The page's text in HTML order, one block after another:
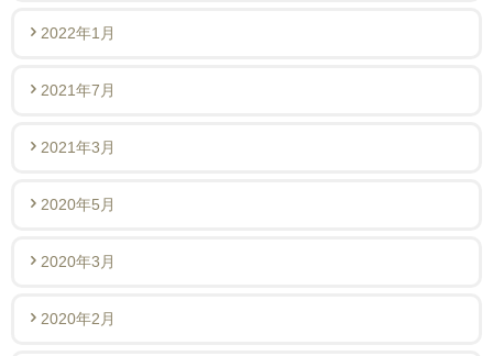
2022年1月
2021年7月
2021年3月
2020年5月
2020年3月
2020年2月